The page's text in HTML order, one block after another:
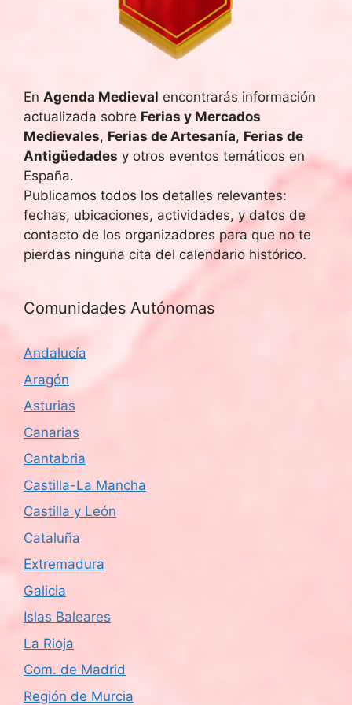
En Agenda Medieval encontrarás información
actualizada sobre Ferias y Mercados
Medievales, Ferias de Artesanía, Ferias de
Antigüedades y otros eventos temáticos en
España.
Publicamos todos los detalles relevantes:
fechas, ubicaciones, actividades, y datos de
contacto de los organizadores para que no te
pierdas ninguna cita del calendario histórico.
Comunidades Autónomas
Andalucía
Aragón
Asturias
Canarias
Cantabria
Castilla-La Mancha
Castilla y León
Cataluña
Extremadura
Galicia
Islas Baleares
La Rioja
Com. de Madrid
Región de Murcia